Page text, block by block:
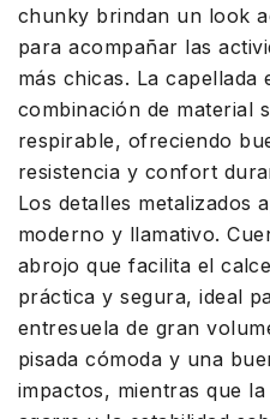
chunky brindan un look
para acompañar las
más chicas. La
combinación de material
respirable, ofreciendo
resistencia y confort
Los detalles metalizados
moderno y llamativo.
abrojo que facilita el
práctica y segura, ideal
entresuela de gran
pisada cómoda y una
impactos, mientras que